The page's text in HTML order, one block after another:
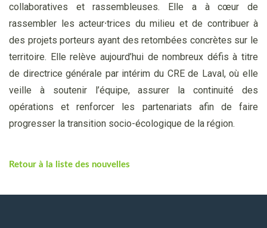
collaboratives et rassembleuses. Elle a à cœur de
rassembler les acteur⸱trices du milieu et de contribuer à
des projets porteurs ayant des retombées concrètes sur le
territoire. Elle relève aujourd’hui de nombreux défis à titre
de directrice générale par intérim du CRE de Laval, où elle
veille à soutenir l’équipe, assurer la continuité des
opérations et renforcer les partenariats afin de faire
progresser la transition socio-écologique de la région.
Retour à la liste des nouvelles